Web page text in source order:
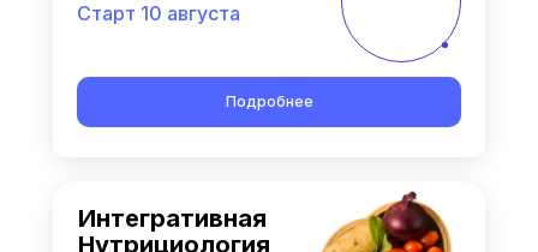
Интегративная
Нутрициология
Старт 10 августа
Подробнее